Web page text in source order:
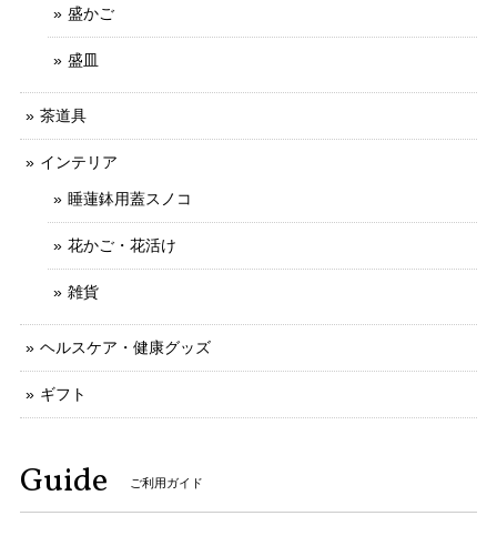
盛かご
盛皿
茶道具
インテリア
睡蓮鉢用蓋スノコ
花かご・花活け
雑貨
ヘルスケア・健康グッズ
ギフト
Guide ご利用ガイド